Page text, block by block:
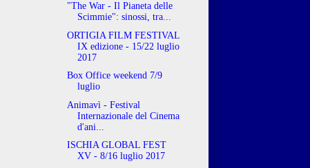
"The War - Il Pianeta delle
Scimmie": sinossi, tra...
ORTIGIA FILM FESTIVAL
IX edizione - 15/22 luglio
2017
Box Office weekend 7/9
luglio
Animavì - Festival
Internazionale del Cinema
d'ani...
ISCHIA GLOBAL FEST
XV - 8/16 luglio 2017